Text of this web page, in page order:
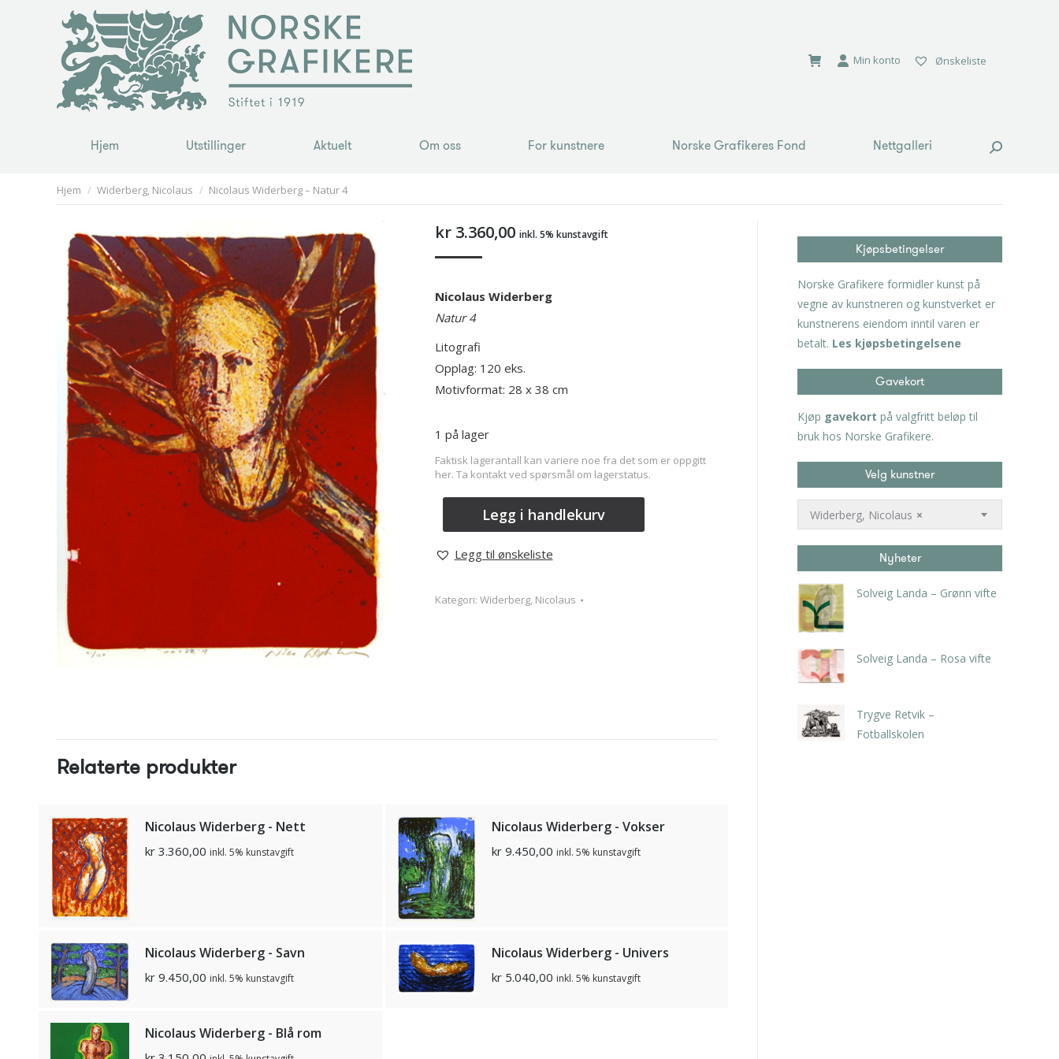
Min konto Ønskeliste
Hjem Utstillinger Aktuelt Om oss For kunstnere Norske Grafikeres Fond Nettgalleri Search:
You are here:
Hjem Widerberg, Nicolaus Nicolaus Widerberg – Natur 4
kr3.360,00 inkl. 5% kunstavgift
Nicolaus Widerberg
Natur 4
Litografi
Opplag: 120 eks.
Motivformat: 28 x 38 cm
1 på lager
Faktisk lagerantall kan variere noe fra det som er oppgitt
her. Ta kontakt ved spørsmål om lagerstatus.
Legg i handlekurv
Legg til ønskeliste
Kategori: Widerberg, Nicolaus
Relaterte produkter
Nicolaus Widerberg - Nett
kr 3.360,00 inkl. 5% kunstavgift
Nicolaus Widerberg - Vokser
kr9.450,00 inkl. 5% kunstavgift
Nicolaus Widerberg - Savn
kr 9.450,00 inkl. 5% kunstavgift
Nicolaus Widerberg - Univers
kr5.040,00 inkl. 5% kunstavgift
Nicolaus Widerberg - Blå rom
Kjøpsbetingelser
Norske Grafikere formidler kunst på
vegne av kunstneren og kunstverket er
kunstnerens eiendom inntil varen er
betalt. Les kjøpsbetingelsene
Gavekort
Kjøp gavekort på valgfritt beløp til
bruk hos Norske Grafikere.
Velg kunstner
×
Widerberg, Nicolaus
Nyheter
Solveig Landa – Grønn vifte
Solveig Landa – Rosa vifte
Trygve Retvik –
Fotballskolen
Hjem Utstillinger Aktuelt